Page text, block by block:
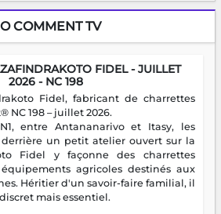
COMMENT TV
FIDEL - JUILLET
2026 - NC 198
Fidel, fabricant de charrettes
NC 198 – juillet 2026.
entre Antananarivo et Itasy, les
un petit atelier ouvert sur la
Fidel y façonne des charrettes
agricoles destinés aux
Héritier d'un savoir-faire familial, il
mais essentiel.